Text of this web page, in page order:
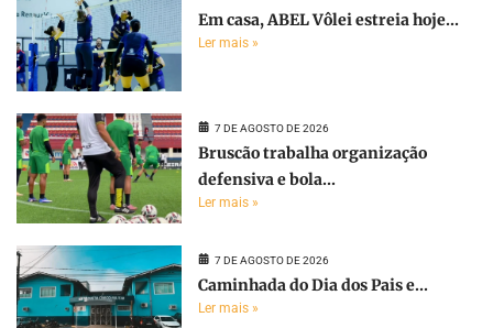
Em casa, ABEL Vôlei estreia hoje...
Ler mais »
7 DE AGOSTO DE 2026
Bruscão trabalha organização
defensiva e bola...
Ler mais »
7 DE AGOSTO DE 2026
Caminhada do Dia dos Pais e...
Ler mais »